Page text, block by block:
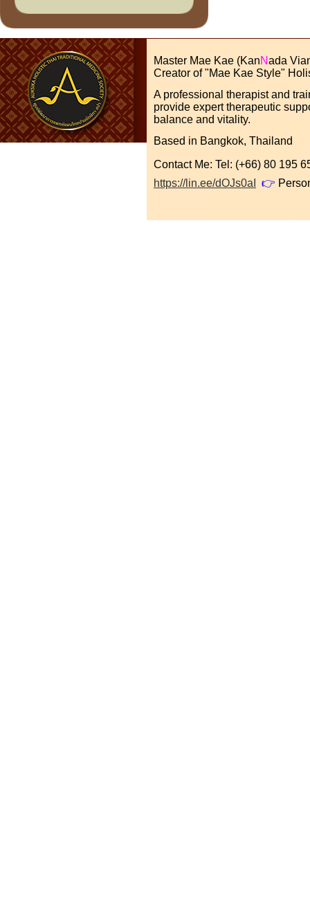
Master Mae Kae (KanNada
Creator of "Mae Kae Style"
A professional therapist and
provide expert therapeutic
balance and vitality.
Based in Bangkok, Thailand
Contact Me: Tel: (+66) 80 195
https://lin.ee/dOJs0aI
👉